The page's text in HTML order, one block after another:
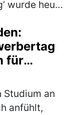
wurde heute
für
Studium an
anfühlt,